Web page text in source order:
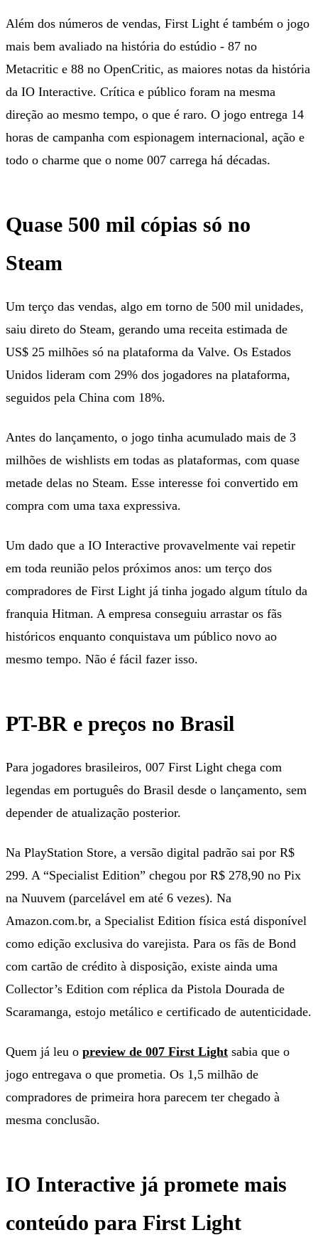
Além dos números de vendas, First Light é também o jogo
mais bem avaliado na história do estúdio - 87 no
Metacritic e 88 no OpenCritic, as maiores notas da história
da IO Interactive. Crítica e público foram na mesma
direção ao mesmo tempo, o que é raro. O jogo entrega 14
horas de campanha com espionagem internacional, ação e
todo o charme que o nome 007 carrega há décadas.
Quase 500 mil cópias só no
Steam
Um terço das vendas, algo em torno de 500 mil unidades,
saiu direto do Steam, gerando uma receita estimada de
US$ 25 milhões só na plataforma da Valve. Os Estados
Unidos lideram com 29% dos jogadores na plataforma,
seguidos pela China com 18%.
Antes do lançamento, o jogo tinha acumulado mais de 3
milhões de wishlists em todas as plataformas, com quase
metade delas no Steam. Esse interesse foi convertido em
compra com uma taxa expressiva.
Um dado que a IO Interactive provavelmente vai repetir
em toda reunião pelos próximos anos: um terço dos
compradores de First Light já tinha jogado algum título da
franquia Hitman. A empresa conseguiu arrastar os fãs
históricos enquanto conquistava um público novo ao
mesmo tempo. Não é fácil fazer isso.
PT-BR e preços no Brasil
Para jogadores brasileiros, 007 First Light chega com
legendas em português do Brasil desde o lançamento, sem
depender de atualização posterior.
Na PlayStation Store, a versão digital padrão sai por R$
299. A “Specialist Edition” chegou por R$ 278,90 no Pix
na Nuuvem (parcelável em até 6 vezes). Na
Amazon.com.br, a Specialist Edition física está disponível
como edição exclusiva do varejista. Para os fãs de Bond
com cartão de crédito à disposição, existe ainda uma
Collector’s Edition com réplica da Pistola Dourada de
Scaramanga, estojo metálico e certificado de autenticidade.
Quem já leu o preview de 007 First Light sabia que o
jogo entregava o que prometia. Os 1,5 milhão de
compradores de primeira hora parecem ter chegado à
mesma conclusão.
IO Interactive já promete mais
conteúdo para First Light